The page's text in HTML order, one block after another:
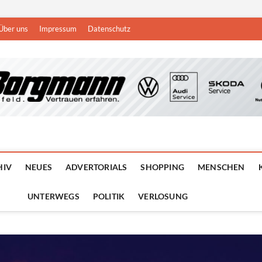
uns Impressum Datenschutz
NIEDERRHEIN
NEUES ADVERTORIALS SHOPPING MENSCHEN
UNTERWEGS POLITIK VERLOSUNG